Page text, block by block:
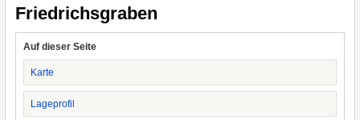
Friedrichsgraben
Auf dieser Seite
Karte
Lageprofil